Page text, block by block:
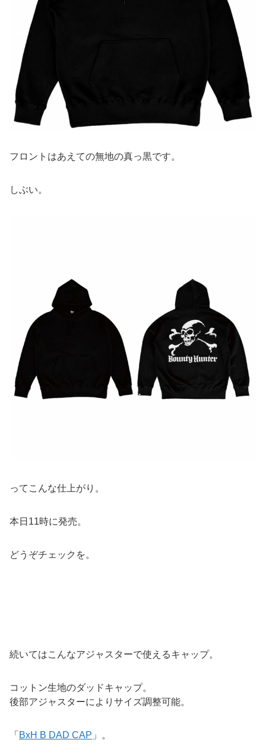
フロントはあえての無地の真っ黒です。
しぶい。
ってこんな仕上がり。
本日11時に発売。
どうぞチェックを。
続いてはこんなアジャスターで使えるキャップ。
コットン生地のダッドキャップ。
後部アジャスターによりサイズ調整可能。
「 BxH B DAD CAP 」。